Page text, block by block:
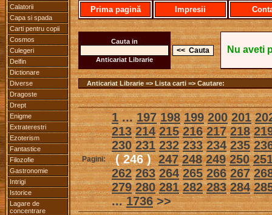
Calatorii
Capa si spada
Carti pentru copii
Cosmos
Culegeri
Delfin
Dictionare
Diverse
Dragoste
Drept
Enigme
Extraterestri
Ezoterism
Fantastice
Filozofie
Gastronomie
Intrigi
Istorice
Lagare de
concentrare
Prima pagină Impresii
Cauta in
Anticariat Librarie
Nu aveti
Anticariat Librarie => Lista carti => Cautare:
Pagini:
1...197 198 199 200 201
213 214 215 216 217 218
230 231 232 233 234 235
( 246 ) 247 248 249 250
262 263 264 265 266 267
279 280 281 282 283 284
...1736>>